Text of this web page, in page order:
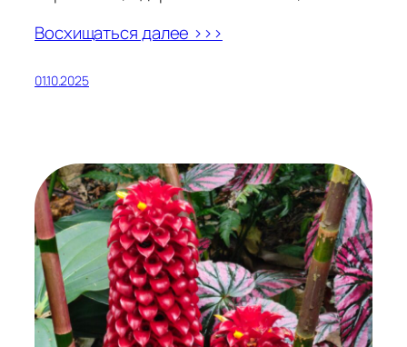
Восхищаться далее >>>
01.10.2025